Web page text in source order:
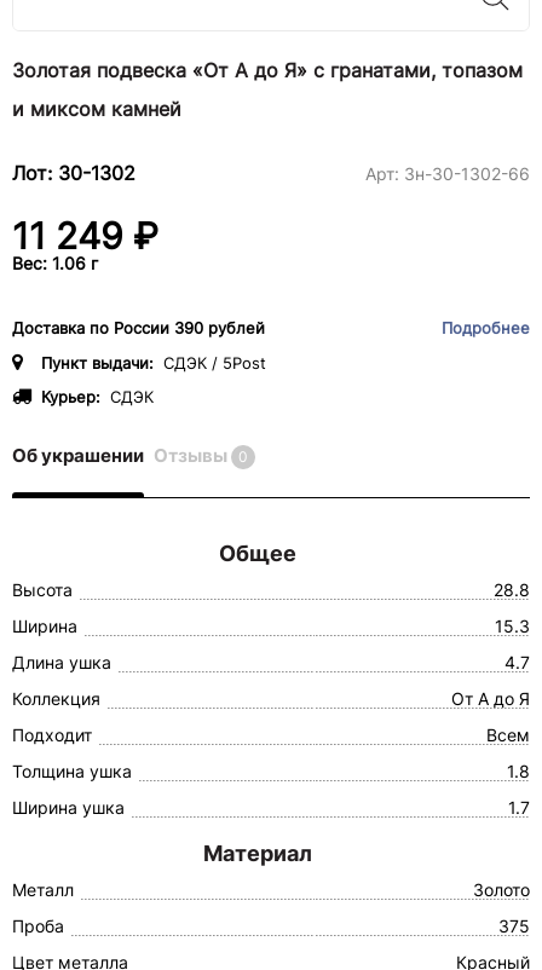
Золотая подвеска «От А до Я» с гранатами, топазом
и миксом камней
Лот: 30-1302 Арт: 3н-30-1302-66
11 249 ₽
Вес: 1.06 г
Доставка по России 390 рублей
Подробнее
Пункт выдачи: СДЭК / 5Post
Курьер: СДЭК
Об украшении Отзывы 0
Общее
Высота
28.8
Ширина
15.3
Длина ушка
4.7
Коллекция
От А до Я
Подходит
Всем
Толщина ушка
1.8
Ширина ушка
1.7
Материал
Металл
Золото
Проба
375
Цвет металла
Красный